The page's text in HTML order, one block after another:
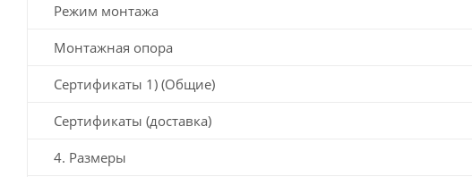
Режим монтажа
Монтажная опора
Сертификаты 1) (Общие)
Сертификаты (доставка)
4. Размеры